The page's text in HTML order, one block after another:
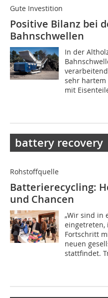
Gute Investition
Positive Bilanz bei
Bahnschwellen
In der
sehr
mit
battery recovery
Rohstoffquelle
Batterierecycling:
und Chancen
„Wir sind in
eingetreten,
Fortschritt
neuen
stattfindet.